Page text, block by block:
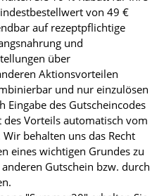
von 49 €
auf rezeptpflichtige
und
über
Aktionsvorteilen
und nur einzulösen
des Gutscheincodes
Vorteils automatisch vom
behalten uns das Recht
eines wichtigen Grundes zu
Gutschein bzw. durch